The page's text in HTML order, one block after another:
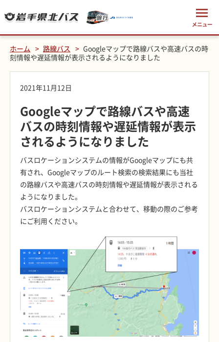
ホーム 路線バス
Googleマップで路線バスや高速バスの時
刻情報や遅延情報が表示されるようになりました
2021年11月12日
Googleマップで路線バスや高速
バスの時刻情報や遅延情報が表示
されるようになりました
バスロケーションシステムの情報がGoogleマップにも共
有され、Googleマップのルート検索の検索結果にも当社
の路線バスや高速バスの時刻情報や遅延情報が表示される
ようになりました。
バスロケーションシステムと合わせて、移動の際のご参考
にご利用ください。